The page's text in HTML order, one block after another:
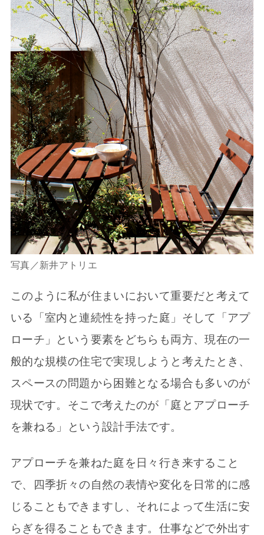
写真／新井アトリエ
このように私が住まいにおいて重要だと考えて
いる「室内と連続性を持った庭」そして「アプ
ローチ」という要素をどちらも両方、現在の一
般的な規模の住宅で実現しようと考えたとき、
スペースの問題から困難となる場合も多いのが
現状です。そこで考えたのが「庭とアプローチ
を兼ねる」という設計手法です。
アプローチを兼ねた庭を日々行き来すること
で、四季折々の自然の表情や変化を日常的に感
じることもできますし、それによって生活に安
らぎを得ることもできます。仕事などで外出す